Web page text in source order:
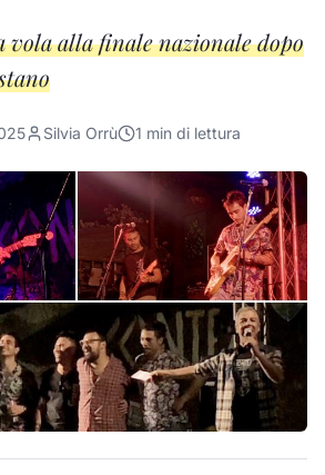
vola alla finale nazionale dopo
Silvia Orrù 1 min di lettura